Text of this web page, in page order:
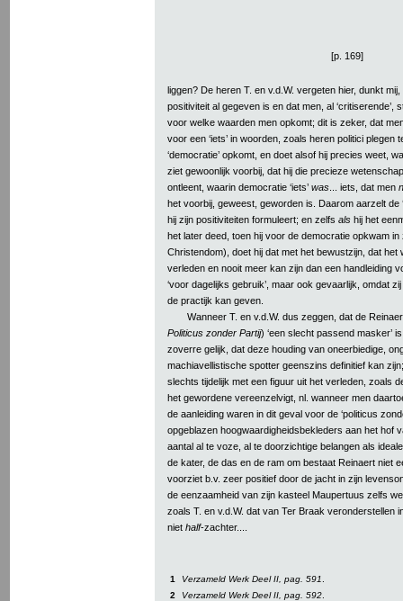
[p. 169]
liggen? De heren T. en v.d.W. vergeten hier, dunkt
positiviteit al gegeven is en dat men, al ‘critiserende’,
voor welke waarden men opkomt; dit is zeker, dat
voor een ‘iets’ in woorden, zoals heren politici plegen
‘democratie’ opkomt, en doet alsof hij precies weet,
ziet gewoonlijk voorbij, dat hij die precieze
ontleent, waarin democratie ‘iets’ was ... iets, dat men
het voorbij, geweest, geworden is. Daarom aarzelt de
hij zijn positiviteiten formuleert; en zelfs als hij het
het later deed, toen hij voor de democratie opkwam
Christendom), doet hij dat met het bewustzijn, dat het
verleden en nooit meer kan zijn dan een handleiding
‘voor dagelijks gebruik’, maar ook gevaarlijk, omdat
de practijk kan geven.
Wanneer T. en v.d.W. dus zeggen, dat de
Politicus zonder Partij) ‘een slecht passend masker’
zoverre gelijk, dat deze houding van oneerbiedige,
machiavellistische spotter geenszins definitief kan
slechts tijdelijk met een figuur uit het verleden, zoals
het gewordene vereenzelvigt, nl. wanneer men
de aanleiding waren in dit geval voor de ‘politicus
opgeblazen hoogwaardigheidsbekleders aan het hof
aantal al te voze, al te doorzichtige belangen als
de kater, de das en de ram om bestaat Reinaert niet
voorziet b.v. zeer positief door de jacht in zijn
de eenzaamheid van zijn kasteel Maupertuus zelfs
zoals T. en v.d.W. dat van Ter Braak veronderstellen
niet half-zachter....
1 Verzameld Werk Deel II, pag. 591
2
Verzameld Werk Deel II, pag. 592